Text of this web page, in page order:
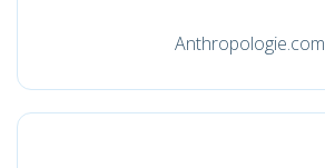
Anthropologie.com